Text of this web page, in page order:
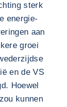
sterk
energie-
aan
groei
en de VS
Hoewel
kunnen